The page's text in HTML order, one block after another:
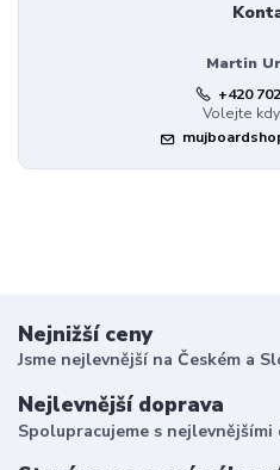
Martin
+420
Volejte
Nejnižší ceny
Jsme nejlevnější na Českém a
Nejlevnější doprava
Spolupracujeme s nejlevnějšími